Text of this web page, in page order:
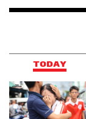
TODAY